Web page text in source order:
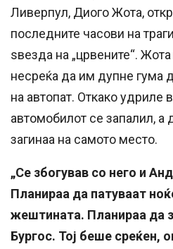
Ливерпул, Диого Жота,
последните часови на
ѕвезда на „црвените“.
несреќа да им дупне гума
на автопат. Откако удриле
автомобилот се запалил, а
загинаа на самото место.
„Се збогував со него и
Планираа да патуваат
жештината. Планираа да
Бургос. Тој беше среќен,